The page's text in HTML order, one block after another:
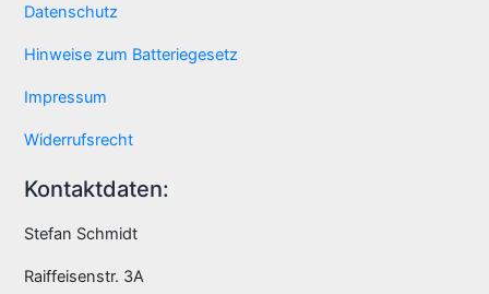
Datenschutz
Hinweise zum Batteriegesetz
Impressum
Widerrufsrecht
Kontaktdaten:
Stefan Schmidt
Raiffeisenstr. 3A